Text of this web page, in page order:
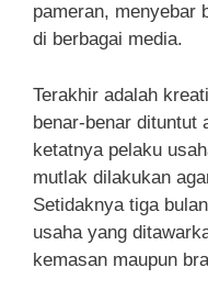
pameran, menyebar
di berbagai media.
Terakhir adalah
benar-benar dituntut
ketatnya pelaku
mutlak dilakukan
Setidaknya tiga
usaha yang
kemasan maupun